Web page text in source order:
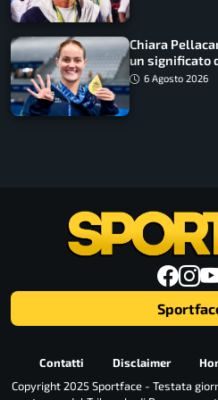
Chiara
un significato
qualità”
6 Agosto 2026
Contatti Disclaimer
Copyright 2025 Sportface - Testata